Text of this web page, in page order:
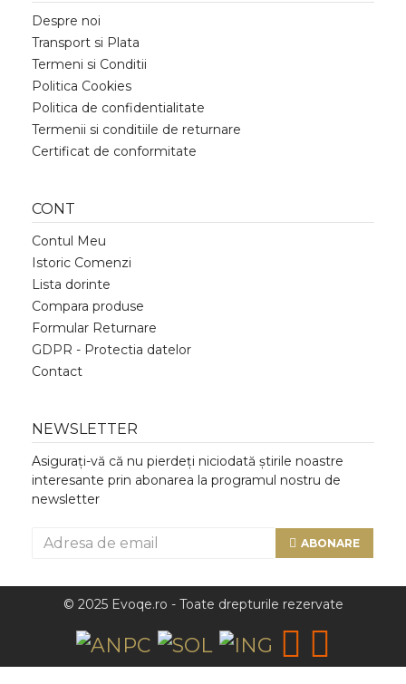
Despre noi
Transport si Plata
Termeni si Conditii
Politica Cookies
Politica de confidentialitate
Termenii si conditiile de returnare
Certificat de conformitate
CONT
Contul Meu
Istoric Comenzi
Lista dorinte
Compara produse
Formular Returnare
GDPR - Protectia datelor
Contact
NEWSLETTER
Asigurați-vă că nu pierdeți niciodată știrile noastre
interesante prin abonarea la programul nostru de
newsletter
ABONARE
© 2025 Evoqe.ro - Toate drepturile rezervate